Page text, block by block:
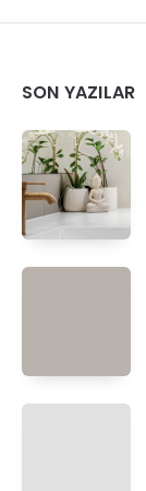
Widgets
SON YAZILAR